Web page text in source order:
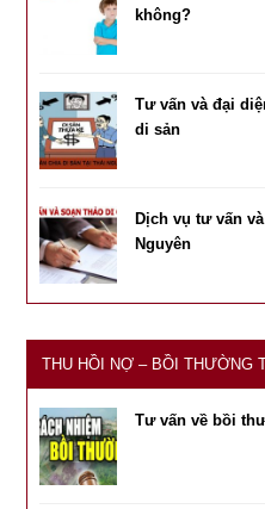
không?
Tư vấn và đại
di sản
Dịch vụ tư vấn
Nguyên
THU HỒI NỢ – BỒI THƯỜNG
Tư vấn về bồi